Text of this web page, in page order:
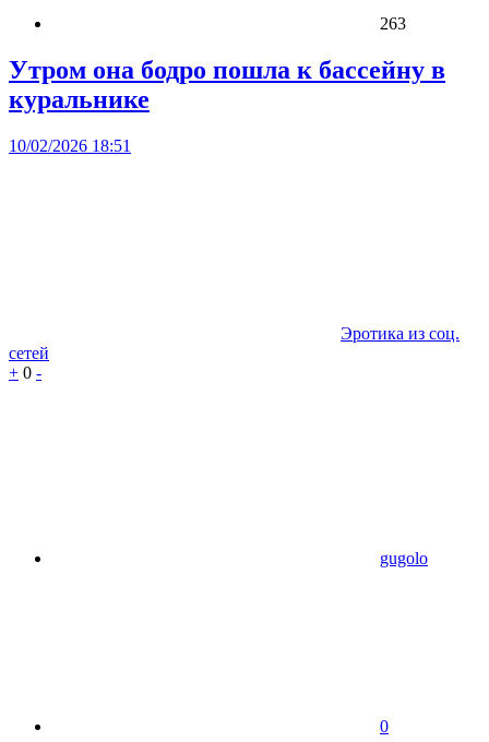
263
Утром она бодро пошла к бассейну в
куральнике
10/02/2026 18:51
Эротика из соц.
сетей
+ 0 -
gugolo
0